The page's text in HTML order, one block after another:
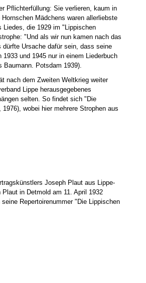
Pflichterfüllung: Sie verlieren, kaum in
Mädchens waren allerliebste
Liedes, die 1929 im "Lippischen
"Und als wir nun kamen nach das
Ursache dafür sein, dass seine
und 1945 nur in einem Liederbuch
Baumann. Potsdam 1939).
nach dem Zweiten Weltkrieg weiter
Lippe herausgegebenes
selten. So findet sich "Die
wobei hier mehrere Strophen aus
Joseph Plaut aus Lippe-
in Detmold am 11. April 1932
Repertoirenummer "Die Lippischen